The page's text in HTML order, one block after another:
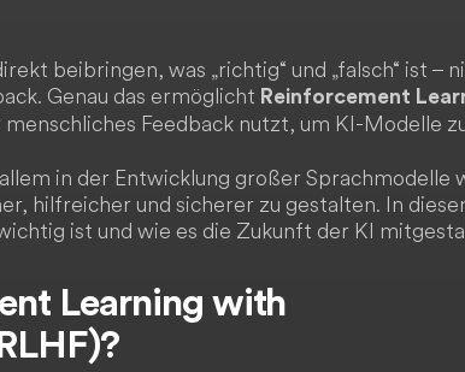
beibringen, was „richtig“ und „falsch“ ist –
Genau das ermöglicht Reinforcement
menschliches Feedback nutzt, um KI-Modelle
in der Entwicklung großer Sprachmodelle
hilfreicher und sicherer zu gestalten. In
ist und wie es die Zukunft der KI
Learning with